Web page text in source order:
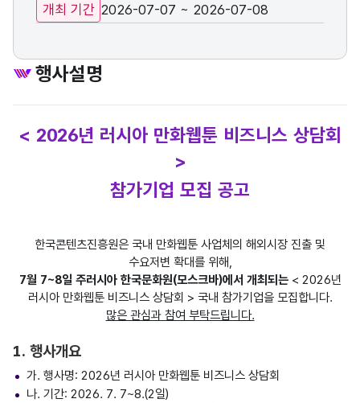
개최 기간 2026-07-07 ~ 2026-07-08
행사설명
< 2026년 러시아 만화웹툰 비즈니스 상담회
>
참가기업 모집 공고
한국콘텐츠진흥원은 국내 만화웹툰 사업체의 해외시장 진출 및
수요저변 확대를 위해,
7월 7~8일 주러시아 한국문화원(모스크바)에서 개최되는 < 2026년
러시아 만화웹툰 비즈니스 상담회 > 국내 참가기업을 모집합니다.
많은 관심과 참여 부탁드립니다.
1. 행사개요
가. 행사명: 2026년 러시아 만화웹툰 비즈니스 상담회
나. 기간: 2026. 7. 7~8.(2일)